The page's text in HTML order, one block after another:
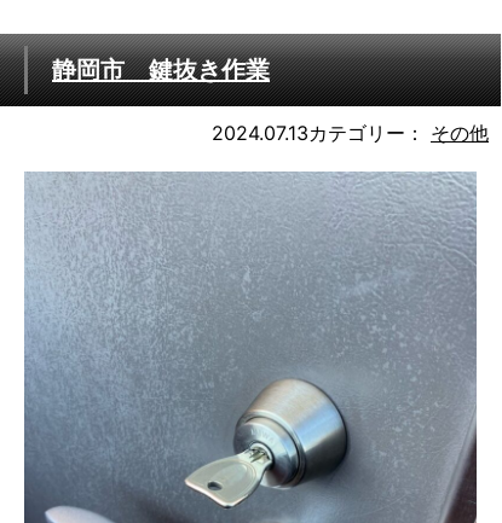
静岡市 鍵抜き作業
2024.07.13カテゴリー： その他